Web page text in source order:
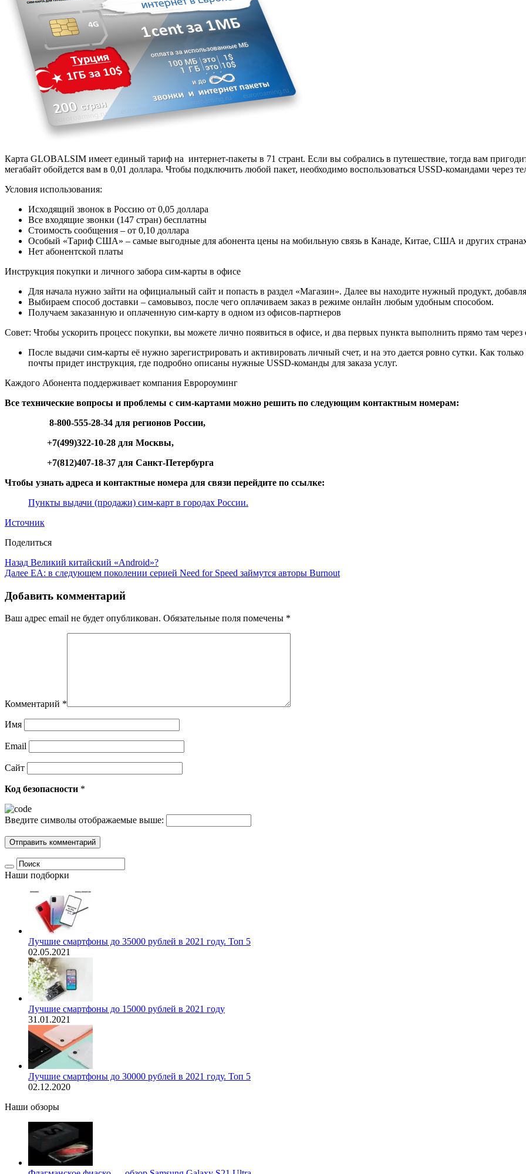
Карта GLOBALSIM имеет единый тариф на интернет-пакеты в 71 странt. Если вы собрались в путешествие, тогда вам
мегабайт обойдется вам в 0,01 доллара. Чтобы подключить любой пакет, необходимо воспользоваться USSD-командами через
Условия использования:
Исходящий звонок в Россию от 0,05 доллара
Все входящие звонки (147 стран) бесплатны
Стоимость сообщения – от 0,10 доллара
Особый «Тариф США» – самые выгодные для абонента цены на мобильную связь в Канаде, Китае, США и других
Нет абонентской платы
Инструкция покупки и личного забора сим-карты в офисе
Для начала нужно зайти на официальный сайт и попасть в раздел «Магазин». Далее вы находите нужный продукт,
Выбираем способ доставки – самовывоз, после чего оплачиваем заказ в режиме онлайн любым удобным способом.
Получаем заказанную и оплаченную сим-карту в одном из офисов-партнеров
Совет: Чтобы ускорить процесс покупки, вы можете лично появиться в офисе, и два первых пункта выполнить прямо там через
После выдачи сим-карты её нужно зарегистрировать и активировать личный счет, и на это дается ровно сутки. Как
почты придет инструкция, где подробно описаны нужные USSD-команды для заказа услуг.
Каждого Абонента поддерживает компания Евророуминг
Все технические вопросы и проблемы с сим-картами можно решить по следующим контактным номерам:
8-800-555-28-34 для регионов России,
+7(499)322-10-28 для Москвы,
+7(812)407-18-37 для Санкт-Петербурга
Чтобы узнать адреса и контактные номера для связи перейдите по ссылке:
Пункты выдачи (продажи) сим-карт в городах России.
Источник
Поделиться
Назад Великий китайский «Android»?
Далее EA: в следующем поколении серией Need for Speed займутся авторы Burnout
Добавить комментарий
Ваш адрес email не будет опубликован. Обязательные поля помечены *
Комментарий *
Имя
Email
Сайт
Код безопасности *
Введите символы отображаемые выше:
Наши подборки
Лучшие смартфоны до 35000 рублей в 2021 году. Топ 5
02.05.2021
Лучшие смартфоны до 15000 рублей в 2021 году
31.01.2021
Лучшие смартфоны до 30000 рублей в 2021 году. Топ 5
02.12.2020
Наши обзоры